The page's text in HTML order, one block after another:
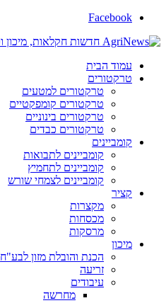
Facebook
עמוד הבית
טרקטורים
טרקטורים למטעים
טרקטורים קומפקטיים
טרקטורים בינוניים
טרקטורים כבדים
קומביינים
קומביינים לתבואות
קומביינים לתחמיץ
קומביינים לצמחי שורש
קציר
מקצרות
מכסחות
מרסקות
מיכון
הכנת והובלת מזון לבע"ח
זריעה
עיבודים
מחרשה